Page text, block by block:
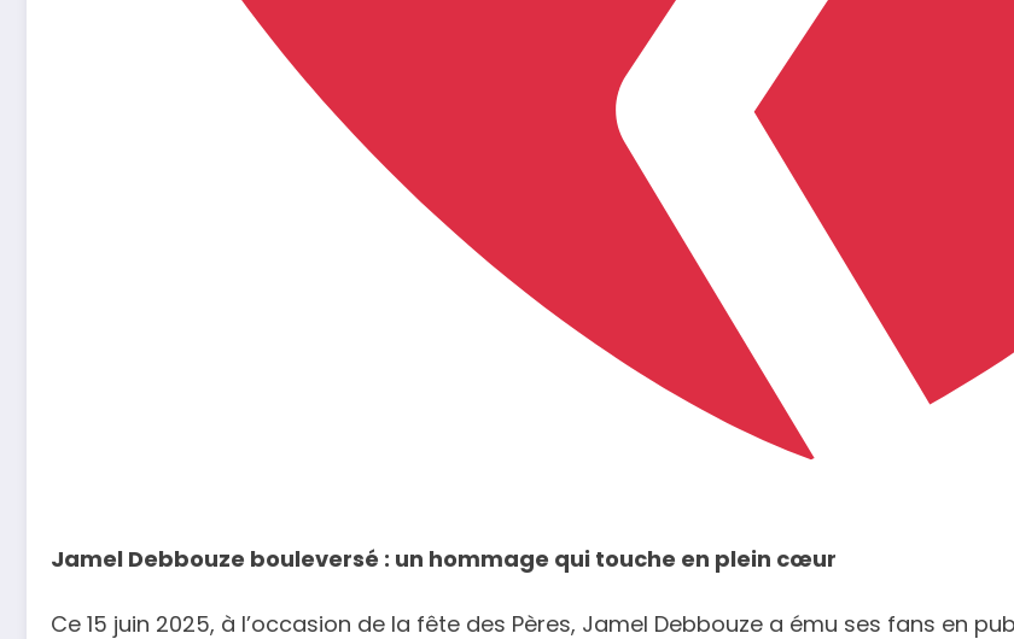
Jamel Debbouze bouleversé : un hommage qui touche en plein cœur
Ce 15 juin 2025, à l’occasion de la fête des Pères, Jamel Debbouze a ému ses fans en